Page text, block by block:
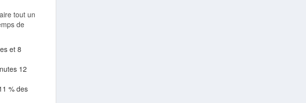
tout un
de
et 8
12
% des